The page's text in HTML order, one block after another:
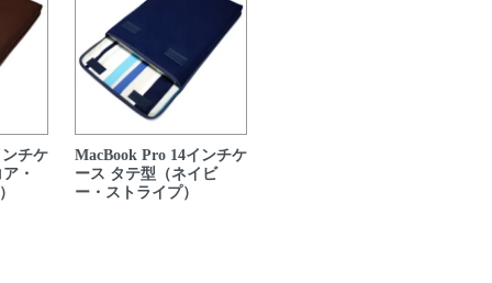
チケ
・
MacBook Pro 14インチケ
ース タテ型（ネイビ
ー・ストライプ）